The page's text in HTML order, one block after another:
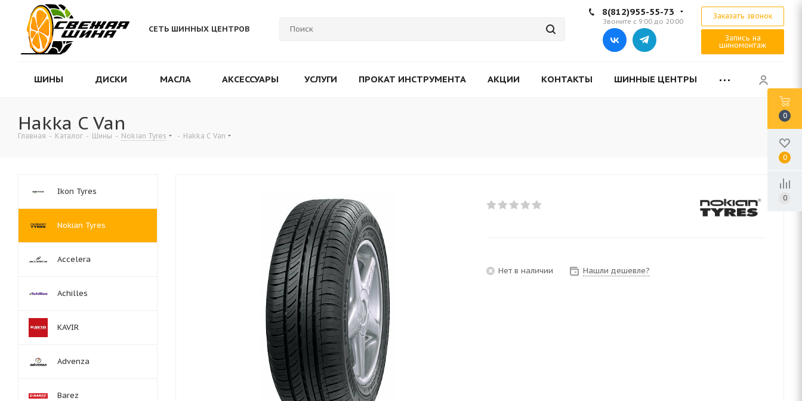
СЕТЬ ШИННЫХ ЦЕНТРОВ
8(812)955-55-73
Звоните с 9:00 до 20:00
Заказать звонок
Запись на
шиномонтаж
ШИНЫ ДИСКИ МАСЛА АКСЕССУАРЫ УСЛУГИ ПРОКАТ ИНСТРУМЕНТА АКЦИИ КОНТАКТЫ ШИННЫЕ ЦЕНТРЫ
Hakka C Van
Главная - Каталог - Шины - Nokian Tyres - Hakka C Van
Нет в наличии Нашли дешевле?
Ikon Tyres
Nokian Tyres
Accelera
Achilles
KAVIR
Advenza
Barez
0
0
0